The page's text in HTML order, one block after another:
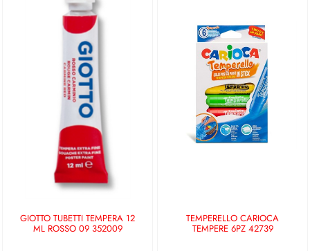
GIOTTO TUBETTI TEMPERA 12
ML ROSSO 09 352009
TEMPERELLO CARIOCA
TEMPERE 6PZ 42739